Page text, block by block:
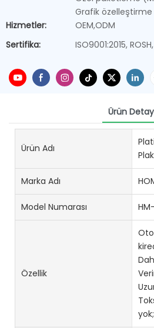
Grafik özelleştirme
Hizmetler:
OEM,ODM
Sertifika:
ISO9001:2015,
Ürün
Ürün Adı
Marka Adı
Model Numarası
Özellik